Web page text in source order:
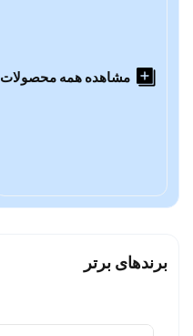
مشاهده همه محصولات
برندهای برتر